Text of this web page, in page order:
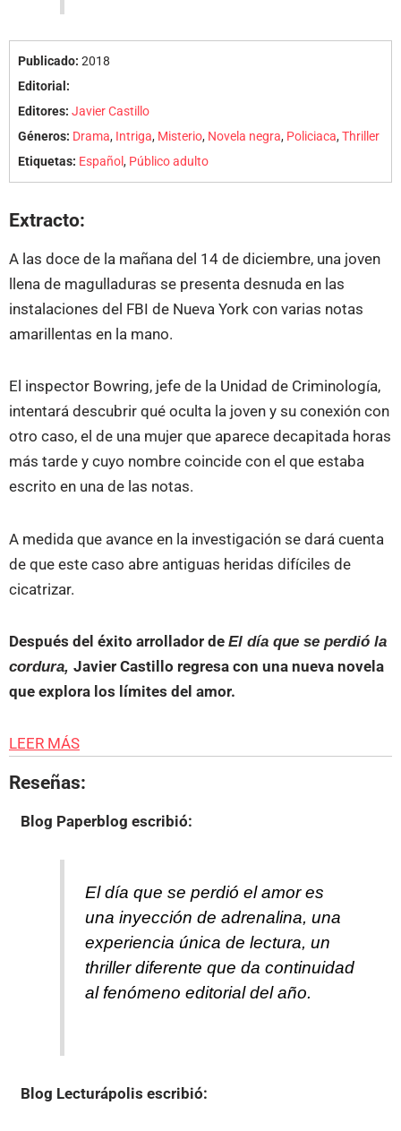
Publicado: 2018
Editorial:
Editores: Javier Castillo
Géneros: Drama, Intriga, Misterio, Novela negra, Policiaca,Thriller
Etiquetas: Español, Público adulto
Extracto:
A las doce de la mañana del 14 de diciembre, una joven
llena de magulladuras se presenta desnuda en las
instalaciones del FBI de Nueva York con varias notas
amarillentas en la mano.
El inspector Bowring, jefe de la Unidad de Criminología,
intentará descubrir qué oculta la joven y su conexión con
otro caso, el de una mujer que aparece decapitada horas
más tarde y cuyo nombre coincide con el que estaba
escrito en una de las notas.
A medida que avance en la investigación se dará cuenta
de que este caso abre antiguas heridas difíciles de
cicatrizar.
Después del éxito arrollador de El día que se perdió la
cordura, Javier Castillo regresa con una nueva novela
que explora los límites del amor.
LEER MÁS
Reseñas:
Blog Paperblog escribió:
El día que se perdió el amor es
una inyección de adrenalina, una
experiencia única de lectura, un
thriller diferente que da continuidad
al fenómeno editorial del año.
Blog Lecturápolis escribió: